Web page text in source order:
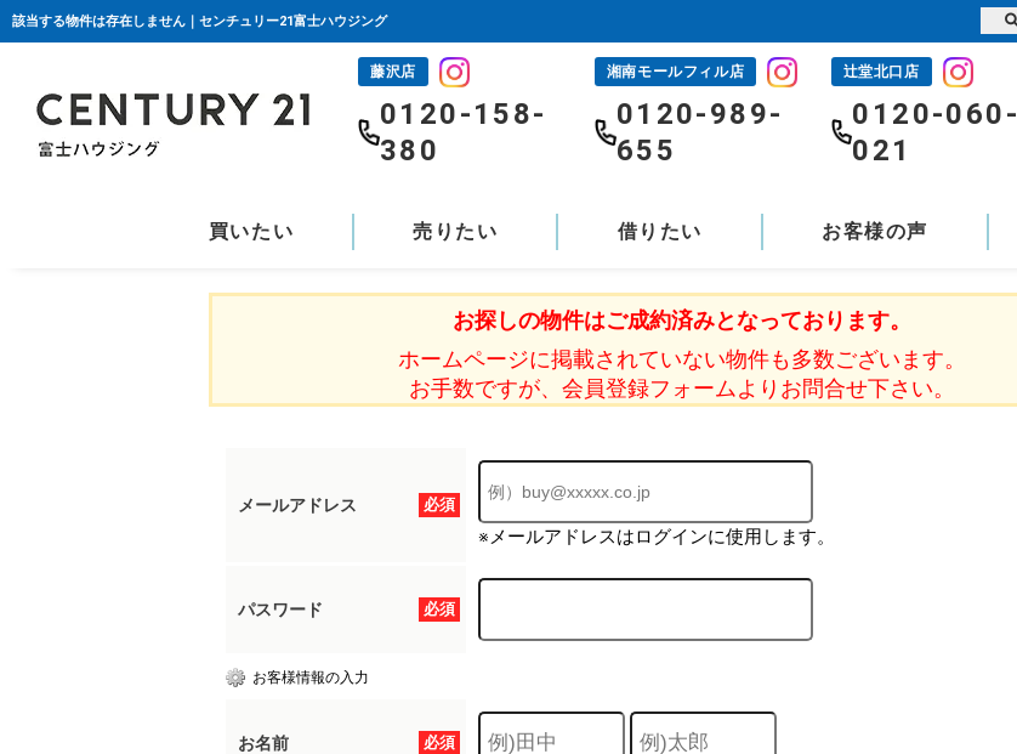
該当する物件は存在しません｜センチュリー21富士ハウジング
藤沢店
0120-158-
380
湘南モールフィル店
0120-989-
655
辻堂北口店
0120-060-
021
買いたい 売りたい 借りたい お客様の声
お探しの物件はご成約済みとなっております。
ホームページに掲載されていない物件も多数ございます。
お手数ですが、会員登録フォームよりお問合せ下さい。
必須
メールアドレス
※メールアドレスはログインに使用します。
必須
パスワード
お客様情報の入力
必須
お名前